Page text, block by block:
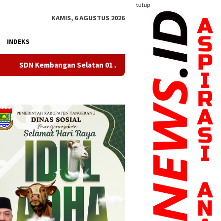
tutup
KAMIS, 6 AGUSTUS 2026
INDEKS
01 Jakarta Barat Resmi Miliki Koperasi Berbadan Hukum